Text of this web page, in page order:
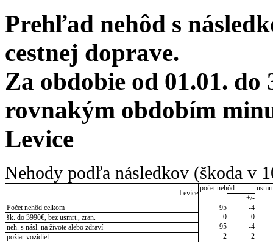
Prehľad nehôd s
cestnej doprave.
Za obdobie od 01.01. do
rovnakým obdobím
Levice
Nehody podľa následkov (škoda v
Levice
počet nehôd
+/-
Počet nehôd celkom
95
-4
šk. do 3990€, bez usmrt., zran.
0
0
neh. s násl. na živote alebo zdraví
95
-4
požiar vozidiel
2 2